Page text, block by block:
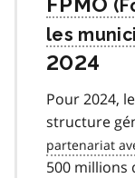
2024
Pour 2024,
structure
500 millions